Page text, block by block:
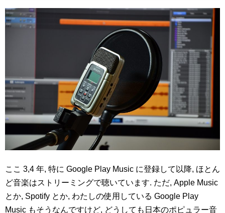
ここ 3,4 年, 特に Google Play Music に登録して以降, ほとん
ど音楽はストリーミングで聴いています. ただ, Apple Music
とか, Spotify とか, わたしの使用している Google Play
Music もそうなんですけど, どうしても日本のポピュラー音